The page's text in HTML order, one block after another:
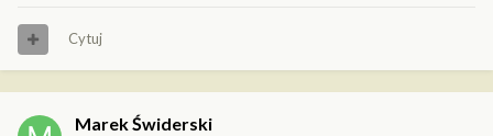
Cytuj
Marek Świderski